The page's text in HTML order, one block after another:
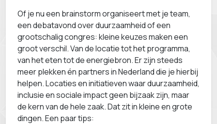
Of je nu een brainstorm organiseert met je team,
een debatavond over duurzaamheid of een
grootschalig congres: kleine keuzes maken een
groot verschil. Van de locatie tot het programma,
van het eten tot de energiebron. Er zijn steeds
meer plekken én partners in Nederland die je hierbij
helpen. Locaties en initiatieven waar duurzaamheid,
inclusie en sociale impact geen bijzaak zijn, maar
de kern van de hele zaak. Dat zit in kleine en grote
dingen. Een paar tips: